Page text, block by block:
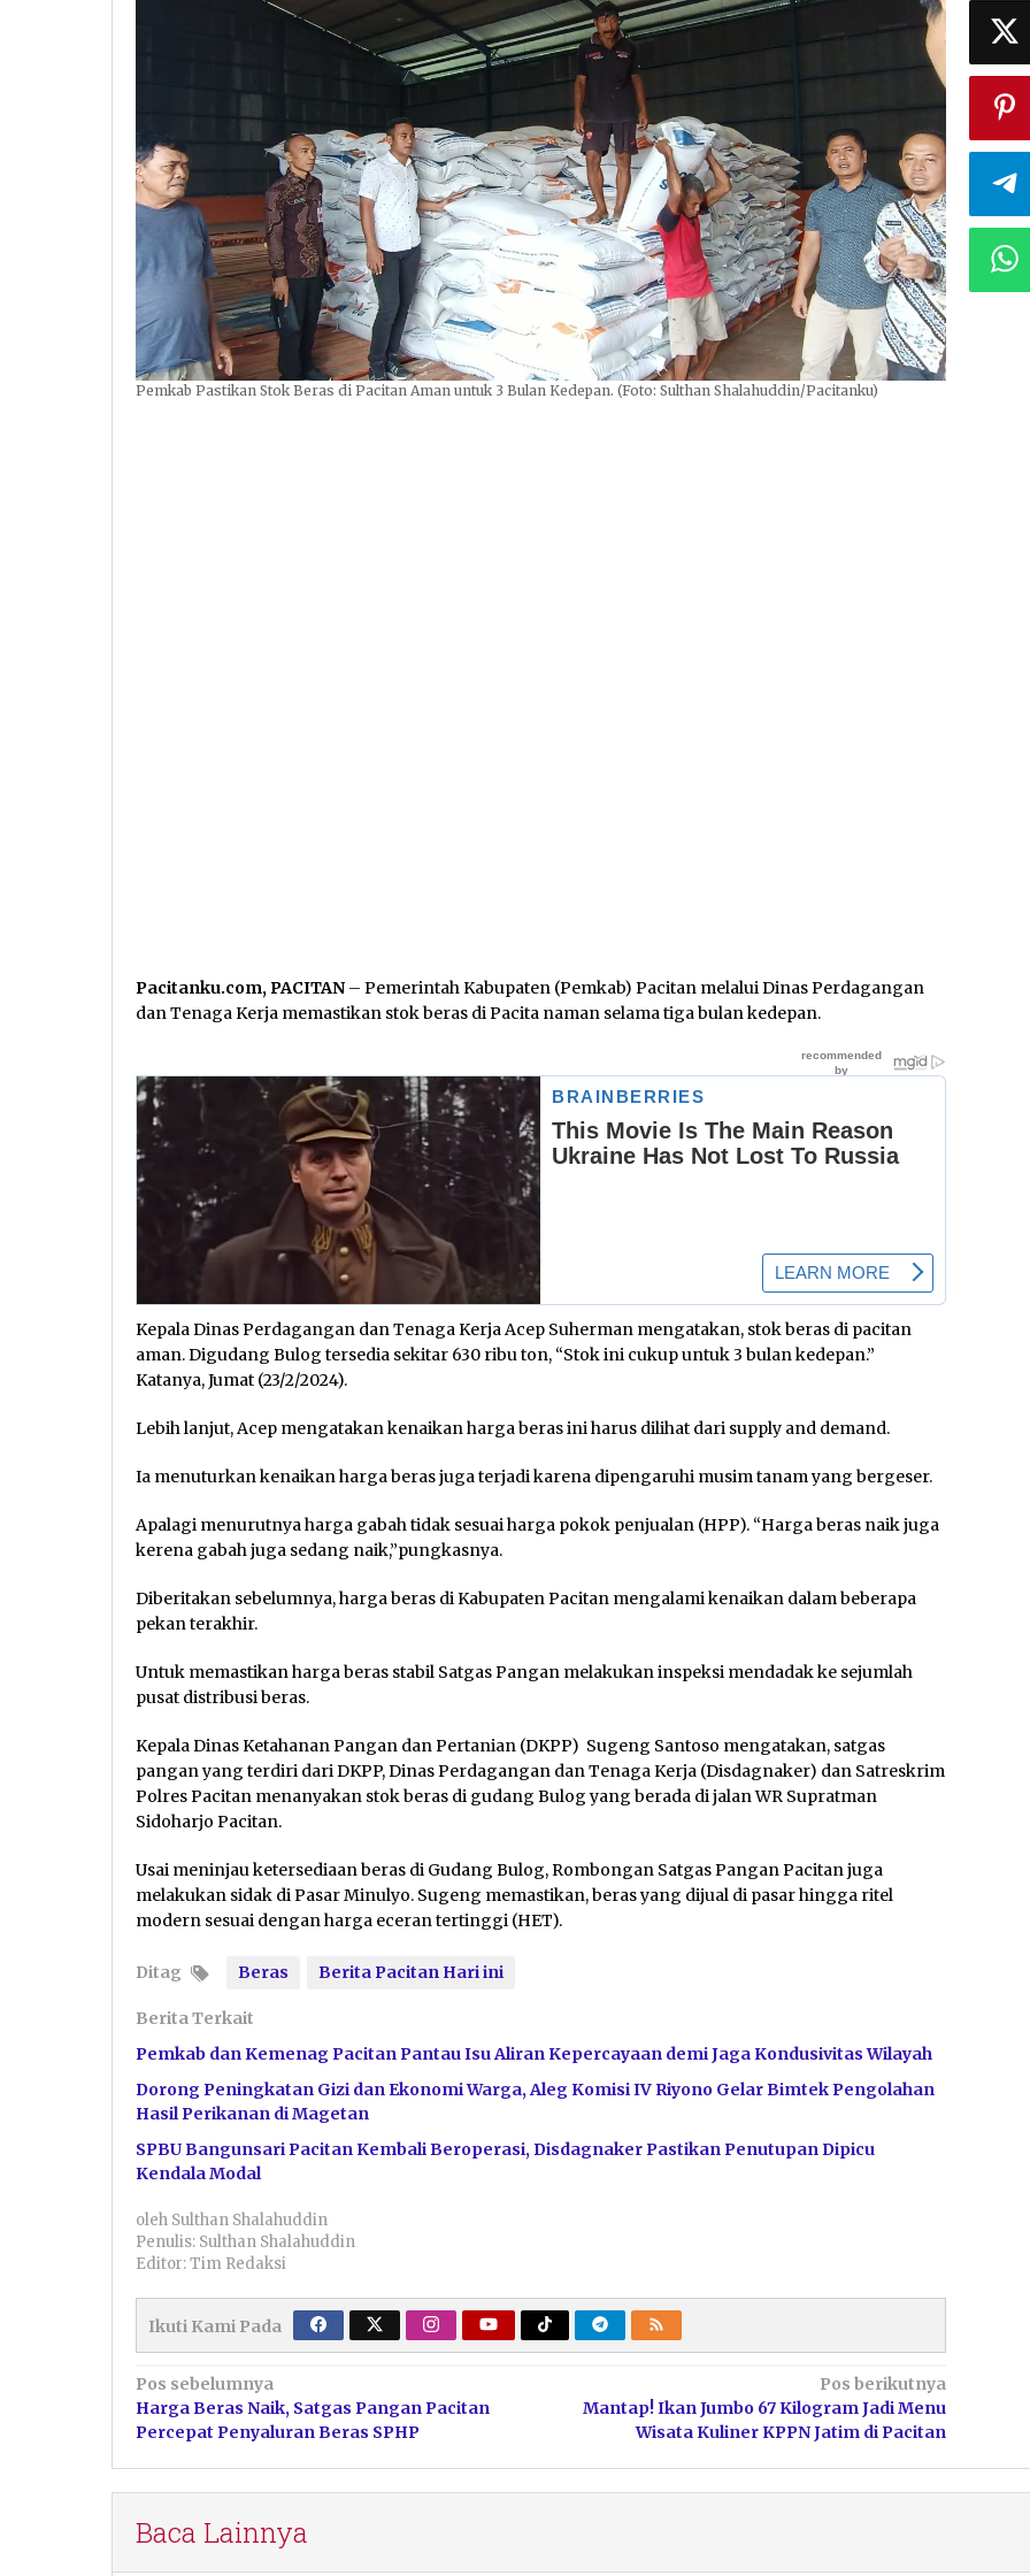
Pemkab Pastikan Stok Beras di Pacitan Aman untuk 3 Bulan Kedepan. (Foto: Sulthan Shalahuddin/Pacitanku)
Pacitanku.com, PACITAN – Pemerintah Kabupaten (Pemkab) Pacitan melalui Dinas Perdagangan
dan Tenaga Kerja memastikan stok beras di Pacita naman selama tiga bulan kedepan.
Kepala Dinas Perdagangan dan Tenaga Kerja Acep Suherman mengatakan, stok beras di pacitan
aman. Digudang Bulog tersedia sekitar 630 ribu ton, “Stok ini cukup untuk 3 bulan kedepan.”
Katanya, Jumat (23/2/2024).
Lebih lanjut, Acep mengatakan kenaikan harga beras ini harus dilihat dari supply and demand.
Ia menuturkan kenaikan harga beras juga terjadi karena dipengaruhi musim tanam yang bergeser.
Apalagi menurutnya harga gabah tidak sesuai harga pokok penjualan (HPP). “Harga beras naik juga
kerena gabah juga sedang naik,”pungkasnya.
Diberitakan sebelumnya, harga beras di Kabupaten Pacitan mengalami kenaikan dalam beberapa
pekan terakhir.
Untuk memastikan harga beras stabil Satgas Pangan melakukan inspeksi mendadak ke sejumlah
pusat distribusi beras.
Kepala Dinas Ketahanan Pangan dan Pertanian (DKPP) Sugeng Santoso mengatakan, satgas
pangan yang terdiri dari DKPP, Dinas Perdagangan dan Tenaga Kerja (Disdagnaker) dan Satreskrim
Polres Pacitan menanyakan stok beras di gudang Bulog yang berada di jalan WR Supratman
Sidoharjo Pacitan.
Usai meninjau ketersediaan beras di Gudang Bulog, Rombongan Satgas Pangan Pacitan juga
melakukan sidak di Pasar Minulyo. Sugeng memastikan, beras yang dijual di pasar hingga ritel
modern sesuai dengan harga eceran tertinggi (HET).
Ditag Beras Berita Pacitan Hari ini
Berita Terkait
Pemkab dan Kemenag Pacitan Pantau Isu Aliran Kepercayaan demi Jaga Kondusivitas Wilayah
Dorong Peningkatan Gizi dan Ekonomi Warga, Aleg Komisi IV Riyono Gelar Bimtek Pengolahan
Hasil Perikanan di Magetan
SPBU Bangunsari Pacitan Kembali Beroperasi, Disdagnaker Pastikan Penutupan Dipicu
Kendala Modal
oleh Sulthan Shalahuddin
Penulis: Sulthan Shalahuddin
Editor: Tim Redaksi
Ikuti Kami Pada
Navigasi
pos
Pos sebelumnya
Harga Beras Naik, Satgas Pangan Pacitan
Percepat Penyaluran Beras SPHP
Pos berikutnya
Mantap! Ikan Jumbo 67 Kilogram Jadi Menu
Wisata Kuliner KPPN Jatim di Pacitan
Baca Lainnya